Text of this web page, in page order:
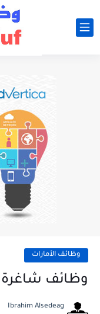
وظائف الأمارات
وظائف شاغرة
Ibrahim Alsedeag